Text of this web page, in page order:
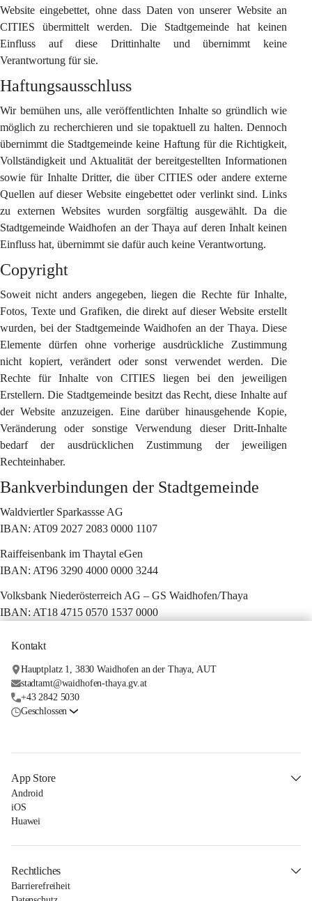
Website eingebettet, ohne dass Daten von unserer Website an
CITIES übermittelt werden. Die Stadtgemeinde hat keinen
Einfluss auf diese Drittinhalte und übernimmt keine
Verantwortung für sie.
Haftungsausschluss
Wir bemühen uns, alle veröffentlichten Inhalte so gründlich wie
möglich zu recherchieren und sie topaktuell zu halten. Dennoch
übernimmt die Stadtgemeinde keine Haftung für die Richtigkeit,
Vollständigkeit und Aktualität der bereitgestellten Informationen
sowie für Inhalte Dritter, die über CITIES oder andere externe
Quellen auf dieser Website eingebettet oder verlinkt sind. Links
zu externen Websites wurden sorgfältig ausgewählt. Da die
Stadtgemeinde Waidhofen an der Thaya auf deren Inhalt keinen
Einfluss hat, übernimmt sie dafür auch keine Verantwortung.
Copyright
Soweit nicht anders angegeben, liegen die Rechte für Inhalte,
Fotos, Texte und Grafiken, die direkt auf dieser Website erstellt
wurden, bei der Stadtgemeinde Waidhofen an der Thaya. Diese
Elemente dürfen ohne vorherige ausdrückliche Zustimmung
nicht kopiert, verändert oder sonst verwendet werden. Die
Rechte für Inhalte von CITIES liegen bei den jeweiligen
Erstellern. Die Stadtgemeinde besitzt das Recht, diese Inhalte auf
der Website anzuzeigen. Eine darüber hinausgehende Kopie,
Veränderung oder sonstige Verwendung dieser Dritt-Inhalte
bedarf der ausdrücklichen Zustimmung der jeweiligen
Rechteinhaber.
Bankverbindungen der Stadtgemeinde
Waldviertler Sparkassse AG
IBAN: AT09 2027 2083 0000 1107
Raiffeisenbank im Thaytal eGen
IBAN: AT96 3290 4000 0000 3244
Volksbank Niederösterreich AG – GS Waidhofen/Thaya
IBAN: AT18 4715 0570 1537 0000
Kontakt
Hauptplatz 1, 3830 Waidhofen an der Thaya, AUT
stadtamt@waidhofen-thaya.gv.at
+43 2842 5030
Geschlossen
App Store
Android
iOS
Huawei
Rechtliches
Barrierefreiheit